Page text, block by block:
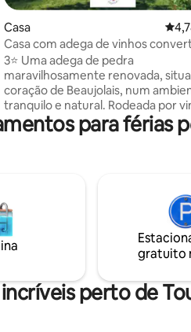
de 4,96 em 5 estrelas,
Casa
Casa com adega de vinhos
em pedra de 3* • Beaujolais
3⭐️ Uma adega de pedra
maravilhosamente renovada,
coração de Beaujolais, num
tranquilo e natural. Rodeada por
de Morgon, a propriedade
vistas abertas sobre colinas
autêntico — volumes generosos e
de carvalho — com o conforto
incluindo o aquecimento do chão. Um
terraço de 80 m² completa o
oferecendo um verdadeiro
para férias
gratuito
perto de